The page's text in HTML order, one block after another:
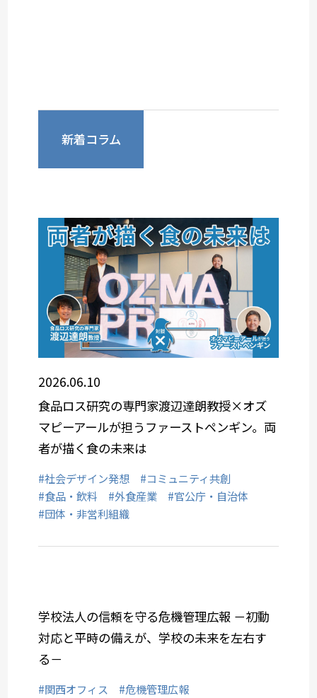
新着コラム
2026.06.10
食品ロス研究の専門家渡辺達朗教授×オズ
マピーアールが担うファーストペンギン。両
者が描く食の未来は
#社会デザイン発想
#コミュニティ共創
#食品・飲料
#外食産業
#官公庁・自治体
#団体・非営利組織
学校法人の信頼を守る危機管理広報 －初動
対応と平時の備えが、学校の未来を左右す
る－
#関西オフィス
#危機管理広報